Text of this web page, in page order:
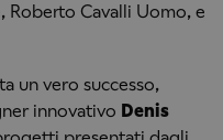
Roberto Cavalli Uomo, e
un vero successo,
innovativo Denis